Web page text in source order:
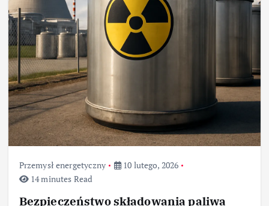
Przemysł energetyczny
10 lutego, 2026
14 minutes Read
Bezpieczeństwo składowania paliwa